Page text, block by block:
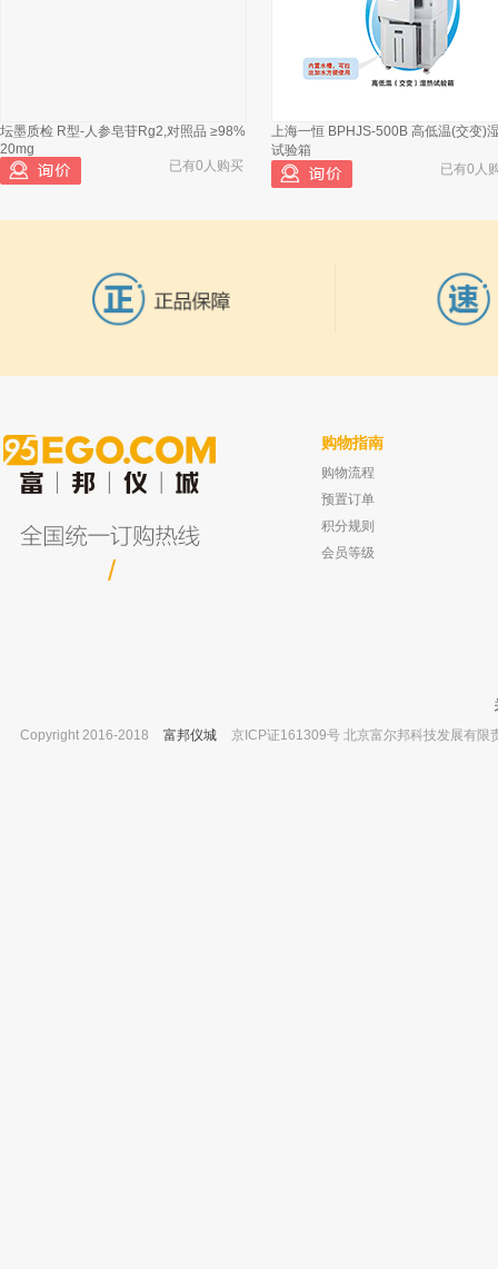
坛墨质检 R型-人参皂苷Rg2,对照品 ≥98%
20mg
已有0人购买
上海一恒 BPHJS-500B 高低温(交变)
试验箱
已有0人
坛墨质检 朝藿定C,对照品 ≥98% 20mg
已有0人购买
上海岛津 GC-17A Ver2,3仪器常用备
进样口 垫片，WM 产品编号：
/
购物指南
购物流程
预置订单
积分规则
会员等级
Copyright 2016-2018
富邦仪城 京ICP证161309号 北京富尔邦科技发展有